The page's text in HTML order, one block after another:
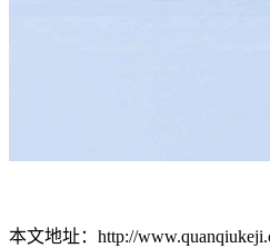
本文地址：http://